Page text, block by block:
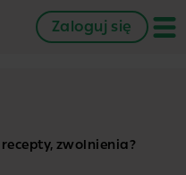
Zaloguj się
zwolnienia?